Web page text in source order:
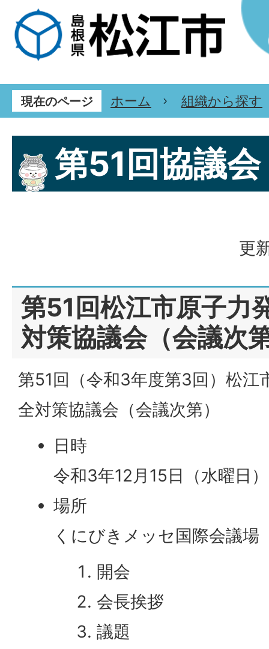
現在のページ ホーム 組織から探す
第51回協議会
更
第51回松江市原子力
対策協議会（会議次
第51回（令和3年度第3回）松江
全対策協議会（会議次第）
日時
令和3年12月15日（水曜日
場所
くにびきメッセ国際会議場
開会
会長挨拶
議題